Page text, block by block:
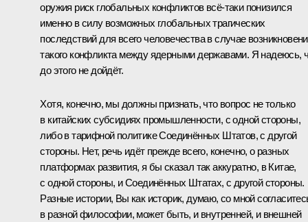
оружия риск глобальных конфликтов всё‑таки понизился
именно в силу возможных глобальных трагических
последствий для всего человечества в случае
такого конфликта между ядерными державами. Я надеюсь,
до этого не дойдёт.
Хотя, конечно, мы должны признать, что вопрос не только
в китайских субсидиях промышленности, с одной стороны,
либо в тарифной политике Соединённых Штатов, с другой
стороны. Нет, речь идёт прежде всего, конечно, о разных
платформах развития, я бы сказал так аккуратно, в Китае,
с одной стороны, и Соединённых Штатах, с другой стороны.
Разные истории, Вы как историк, думаю, со мной
в разной философии, может быть, и внутренней, и внешней